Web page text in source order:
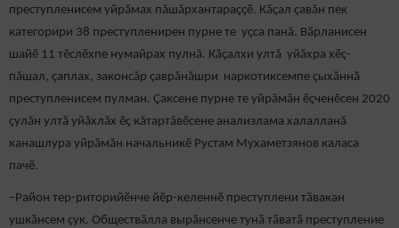
преступленисем уйрăмах пăшăрхантараççӗ. Кӑҫал ҫавăн пек
категорири 38 преступленирен пурне те уҫса панă. Вӑрланисен
шайӗ 11 тӗслӗхпе нумайрах пулнă. Кăçалхи ултă уйӑхра хӗç-
пăшал, çаплах, законсăр çаврăнăшри наркотиксемпе ҫыхӑннӑ
преступленисем пулман. Çаксене пурне те уйрăмăн ӗçченӗсен 2020
çулăн ултă уйăхлăх ӗç кăтартăвӗсене анализлама халалланă
канашлура уйрăмăн начальникӗ Рустам Мухаметзянов каласа
пачӗ.
–Район тер-риторийӗнче йӗр-келеннӗ преступлени тӑвакан
ушкӑнсем çук. Обществăлла вырăнсенче тунӑ тӑватӑ преступление